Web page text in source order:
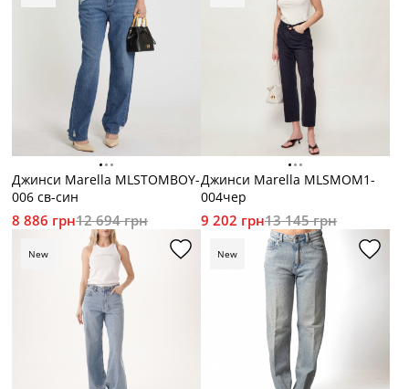
Джинси Marella MLSTOMBOY-
006 св-син
8 886 грн12 694 грн
Джинси Marella MLSMOM1-
004чер
9 202 грн13 145 грн
New New